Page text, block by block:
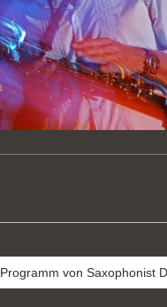
Programm von Saxophonist